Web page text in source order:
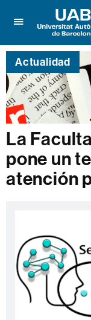
aquí
para
desplegar
el
menú
de
Facultad
de
Psicología
y
de
Logopedia
Universitat
Autònoma
de
Barcelona
Actualidad
La
pone un
atención